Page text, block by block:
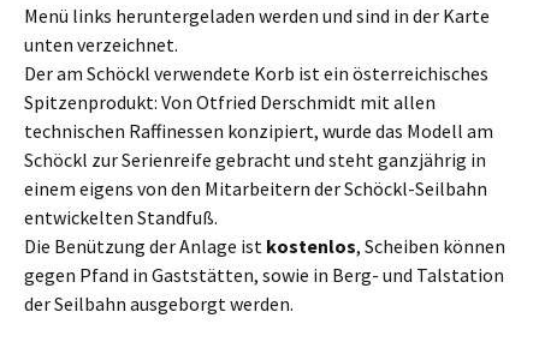
Menü links heruntergeladen werden und sind in der Karte
unten verzeichnet.
Der am Schöckl verwendete Korb ist ein österreichisches
Spitzenprodukt: Von Otfried Derschmidt mit allen
technischen Raffinessen konzipiert, wurde das Modell am
Schöckl zur Serienreife gebracht und steht ganzjährig in
einem eigens von den Mitarbeitern der Schöckl-Seilbahn
entwickelten Standfuß.
Die Benützung der Anlage ist kostenlos, Scheiben können
gegen Pfand in Gaststätten, sowie in Berg- und Talstation
der Seilbahn ausgeborgt werden.